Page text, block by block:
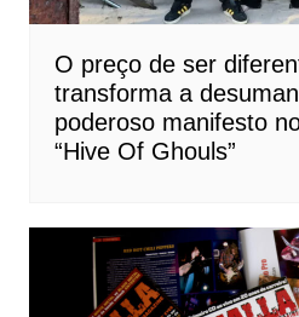
O preço de ser
transforma a
poderoso manifesto
“Hive Of Ghouls”